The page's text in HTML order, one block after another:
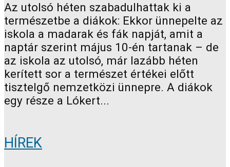
Az utolsó héten szabadulhattak ki a
természetbe a diákok: Ekkor ünnepelte az
iskola a madarak és fák napját, amit a
naptár szerint május 10-én tartanak – de
az iskola az utolsó, már lazább héten
kerített sor a természet értékei előtt
tisztelgő nemzetközi ünnepre. A diákok
egy része a Lókert...
HÍREK